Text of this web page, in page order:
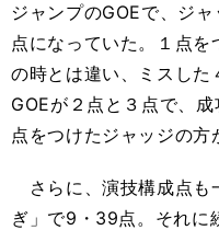
ジャンプのGOEで、ジ
点になっていた。１点
の時とは違い、ミスした
GOEが２点と３点で、
点をつけたジャッジの方
さらに、演技構成点も
ぎ」で9・39点。それに